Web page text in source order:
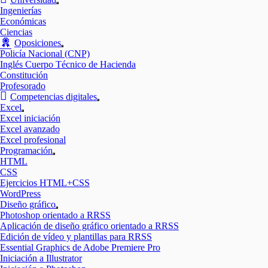
Mostrar
Ingenierías
Económicas
Ciencias
Oposiciones
Mostrar
el
submenú
Policía Nacional (CNP)
Inglés Cuerpo Técnico de Hacienda
Constitución
Profesorado
Competencias digitales
Mostrar
Excel
Mostrar
el
submenú
Excel iniciación
Excel avanzado
Excel profesional
Programación
Mostrar
HTML
CSS
Ejercicios HTML+CSS
WordPress
Diseño gráfico
Mostrar
el
submenú
Photoshop orientado a RRSS
Aplicación de diseño gráfico orientado a RRSS
Edición de vídeo y plantillas para RRSS
Essential Graphics de Adobe Premiere Pro
Iniciación a Illustrator